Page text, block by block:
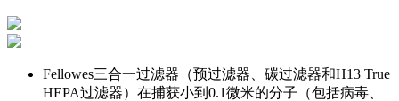
Fellowes三合一过滤器（预过滤器、碳过滤器和H13 True
HEPA过滤器）在捕获小到0.1微米的分子（包括病毒、